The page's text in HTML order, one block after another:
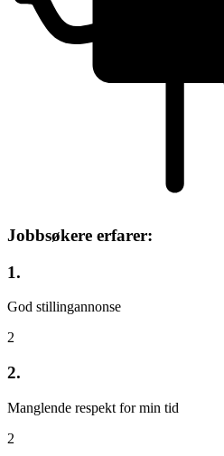
Jobbsøkere erfarer:
1.
God stillingannonse
2
2.
Manglende respekt for min tid
2